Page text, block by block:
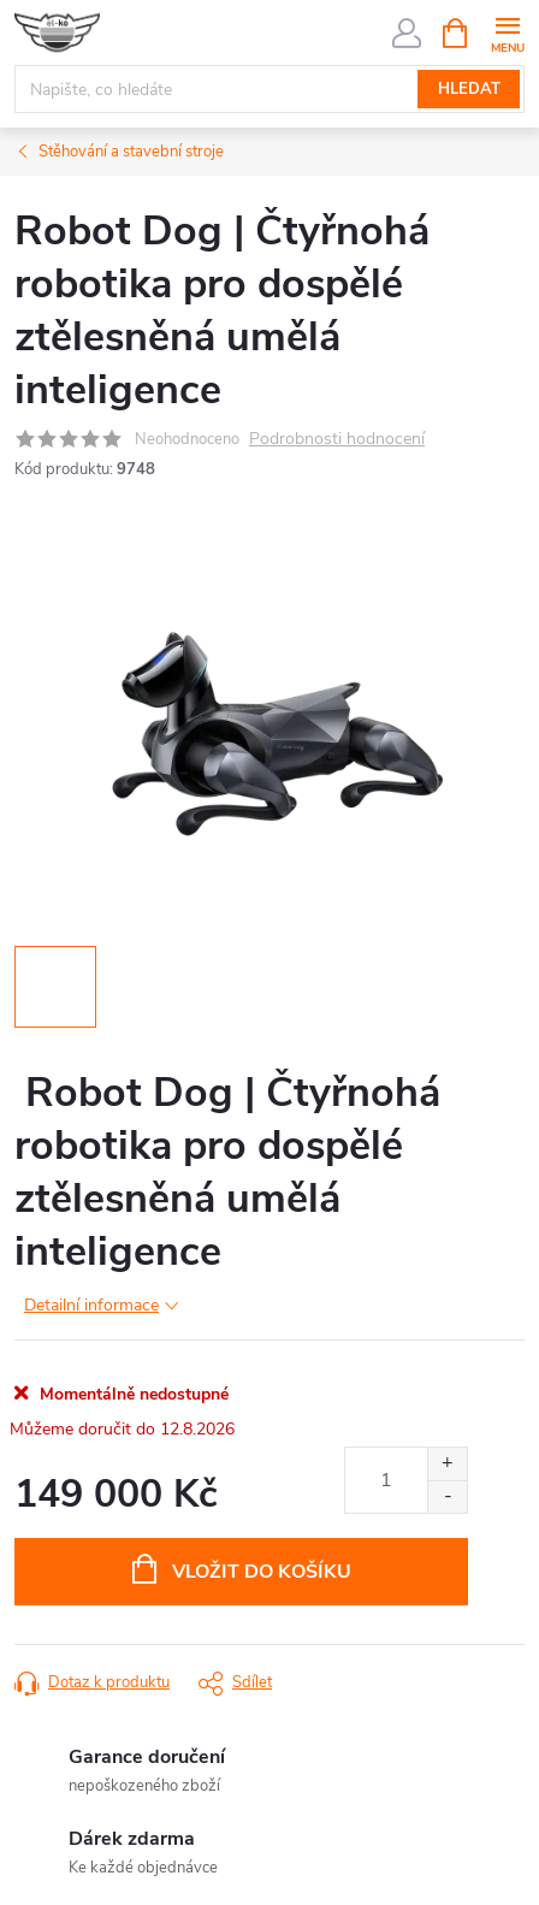
Přejít
obsah
HLEDAT
NÁKUPNÍ
KOŠÍK
Stěhování a stavební stroje
Robot Dog | Čtyřnohá
robotika pro dospělé
ztělesněná umělá
inteligence
Neohodnoceno Podrobnosti hodnocení
Kód produktu: 9748
Robot Dog | Čtyřnohá
robotika pro dospělé
ztělesněná umělá
inteligence
Detailní informace
Momentálně nedostupné
12.8.2026
149 000 Kč
VLOŽIT DO KOŠÍKU
Dotaz k produktu Sdílet
Garance doručení
nepoškozeného zboží
Dárek zdarma
Ke každé objednávce